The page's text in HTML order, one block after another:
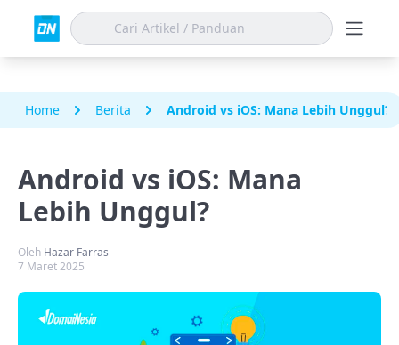
Home Berita Android vs iOS: Mana Lebih Unggul?
Android vs iOS: Mana
Lebih Unggul?
Oleh Hazar Farras
7 Maret 2025